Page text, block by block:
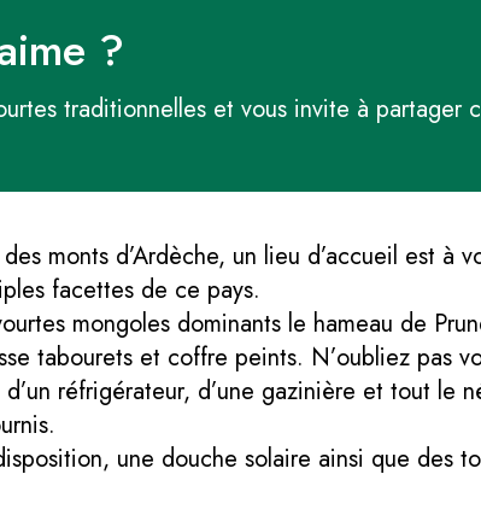
?
traditionnelles et vous invite à partager
monts d’Ardèche, un lieu d’accueil est à
facettes de ce pays.
mongoles dominants le hameau de
tabourets et coffre peints. N’oubliez pas
réfrigérateur, d’une gazinière et tout le
une douche solaire ainsi que des